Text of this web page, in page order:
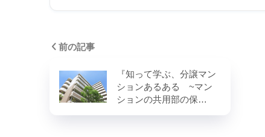
前の記事
『知って学ぶ、分譲マン
ションあるある ~マン
ションの共用部の保…